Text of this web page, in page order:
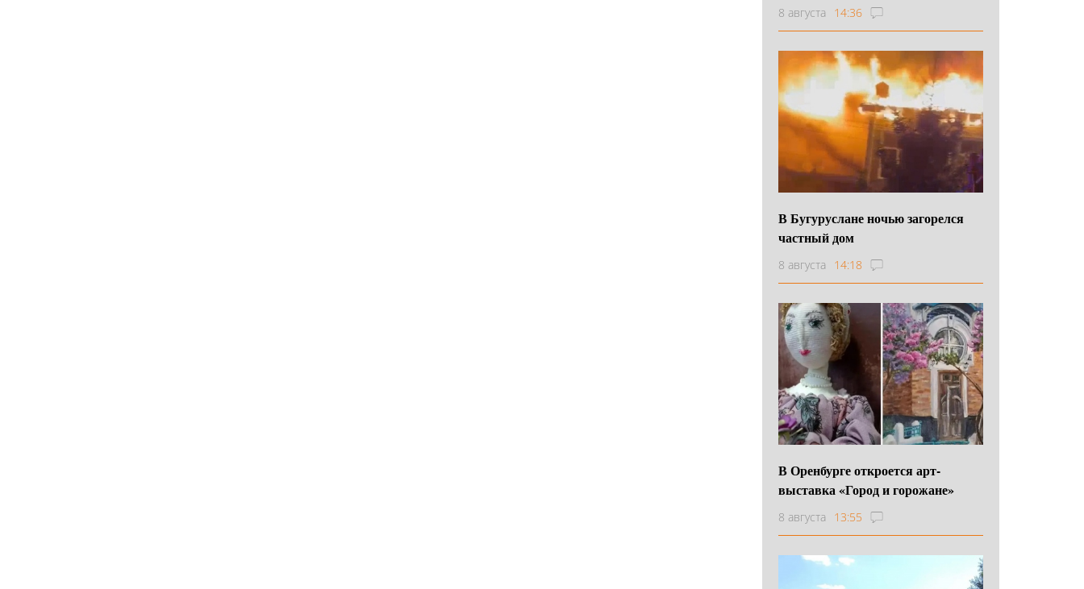
8 августа 14:36
В Бугуруслане ночью загорелся
частный дом
8 августа 14:18
В Оренбурге откроется арт-
выставка «Город и горожане»
8 августа 13:55